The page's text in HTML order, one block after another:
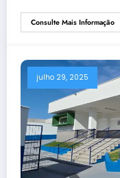
Consulte Mais Informação
julho 29, 2025